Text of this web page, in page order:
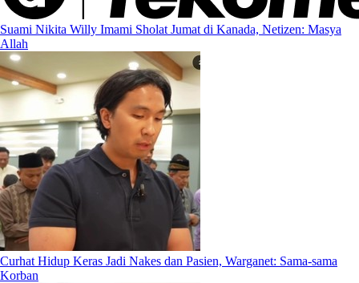
Suami Nikita Willy Imami Sholat Jumat di Kanada, Netizen: Masya
Allah
Curhat Hidup Keras Jadi Nakes dan Pasien, Warganet: Sama-sama
Korban